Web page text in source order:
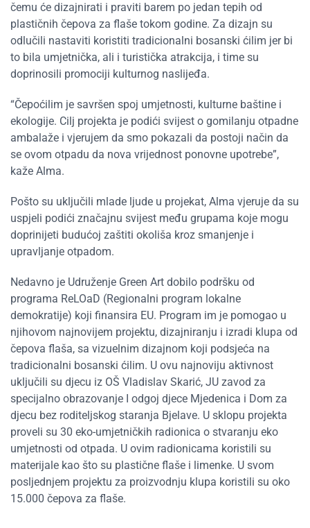
čemu će dizajnirati i praviti barem po jedan tepih od
plastičnih čepova za flaše tokom godine. Za dizajn su
odlučili nastaviti koristiti tradicionalni bosanski ćilim jer bi
to bila umjetnička, ali i turistička atrakcija, i time su
doprinosili promociji kulturnog naslijeđa.
“Čepoćilim je savršen spoj umjetnosti, kulturne baštine i
ekologije. Cilj projekta je podići svijest o gomilanju otpadne
ambalaže i vjerujem da smo pokazali da postoji način da
se ovom otpadu da nova vrijednost ponovne upotrebe”,
kaže Alma.
Pošto su uključili mlade ljude u projekat, Alma vjeruje da su
uspjeli podići značajnu svijest među grupama koje mogu
doprinijeti budućoj zaštiti okoliša kroz smanjenje i
upravljanje otpadom.
Nedavno je Udruženje Green Art dobilo podršku od
programa ReLOaD (Regionalni program lokalne
demokratije) koji finansira EU. Program im je pomogao u
njihovom najnovijem projektu, dizajniranju i izradi klupa od
čepova flaša, sa vizuelnim dizajnom koji podsjeća na
tradicionalni bosanski ćilim. U ovu najnoviju aktivnost
uključili su djecu iz OŠ Vladislav Skarić, JU zavod za
specijalno obrazovanje I odgoj djece Mjedenica i Dom za
djecu bez roditeljskog staranja Bjelave. U sklopu projekta
proveli su 30 eko-umjetničkih radionica o stvaranju eko
umjetnosti od otpada. U ovim radionicama koristili su
materijale kao što su plastične flaše i limenke. U svom
posljednjem projektu za proizvodnju klupa koristili su oko
15.000 čepova za flaše.